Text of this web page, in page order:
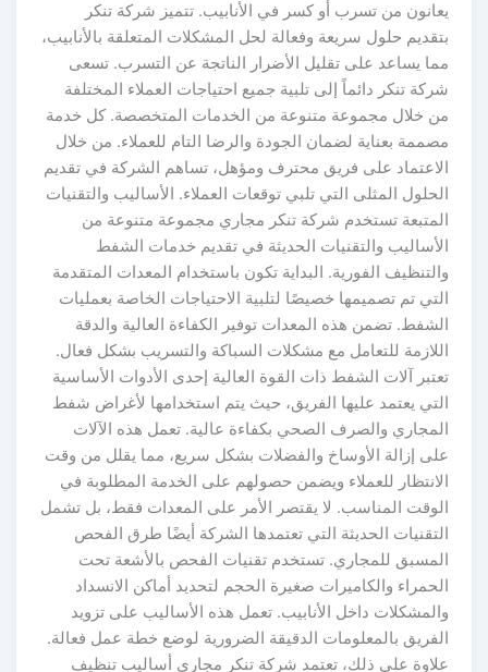
يعانون من تسرب أو كسر في الأنابيب. تتميز شركة تنكر
بتقديم حلول سريعة وفعالة لحل المشكلات المتعلقة بالأنابيب،
مما يساعد على تقليل الأضرار الناتجة عن التسرب. تسعى
شركة تنكر دائماً إلى تلبية جميع احتياجات العملاء المختلفة
من خلال مجموعة متنوعة من الخدمات المتخصصة. كل خدمة
مصممة بعناية لضمان الجودة والرضا التام للعملاء. من خلال
الاعتماد على فريق محترف ومؤهل، تساهم الشركة في تقديم
الحلول المثلى التي تلبي توقعات العملاء. الأساليب والتقنيات
المتبعة تستخدم شركة تنكر مجاري مجموعة متنوعة من
الأساليب والتقنيات الحديثة في تقديم خدمات الشفط
والتنظيف الفورية. البداية تكون باستخدام المعدات المتقدمة
التي تم تصميمها خصيصًا لتلبية الاحتياجات الخاصة بعمليات
الشفط. تضمن هذه المعدات توفير الكفاءة العالية والدقة
اللازمة للتعامل مع مشكلات السباكة والتسريب بشكل فعال.
تعتبر آلات الشفط ذات القوة العالية إحدى الأدوات الأساسية
التي يعتمد عليها الفريق، حيث يتم استخدامها لأغراض شفط
المجاري والصرف الصحي بكفاءة عالية. تعمل هذه الآلات
على إزالة الأوساخ والفضلات بشكل سريع، مما يقلل من وقت
الانتظار للعملاء ويضمن حصولهم على الخدمة المطلوبة في
الوقت المناسب. لا يقتصر الأمر على المعدات فقط، بل تشمل
التقنيات الحديثة التي تعتمدها الشركة أيضًا طرق الفحص
المسبق للمجاري. تستخدم تقنيات الفحص بالأشعة تحت
الحمراء والكاميرات صغيرة الحجم لتحديد أماكن الانسداد
والمشكلات داخل الأنابيب. تعمل هذه الأساليب على تزويد
الفريق بالمعلومات الدقيقة الضرورية لوضع خطة عمل فعالة.
علاوة على ذلك، تعتمد شركة تنكر مجاري أساليب تنظيف